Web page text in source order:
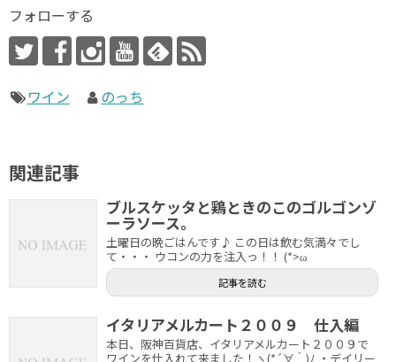
フォローする
ワイン のっち
関連記事
ブルスケッタと鶏ときのこのゴルゴンゾ
ーラソース。
土曜日の晩ごはんです♪ この日は飲む気満々でし
て・・・ ウコンの力を注入っ！！ (*>ω
記事を読む
イタリアメルカート２００９ 仕入編
本日、阪神百貨店、イタリアメルカート２００９で
ワインを仕入れて来ました！ヽ(*´∀｀)ﾉ ・デイリー